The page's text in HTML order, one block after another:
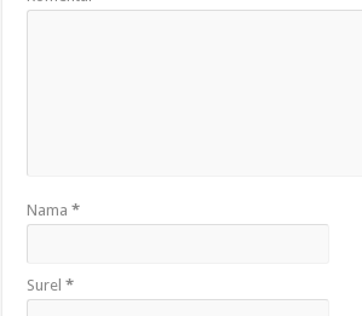
Nama*
Surel*